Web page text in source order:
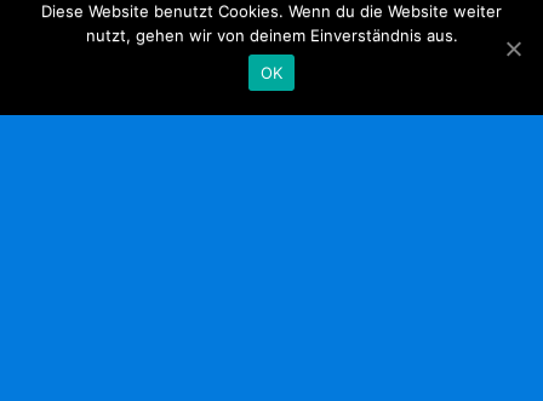
Diese Website benutzt Cookies. Wenn du die Website weiter
nutzt, gehen wir von deinem Einverständnis aus.
OK